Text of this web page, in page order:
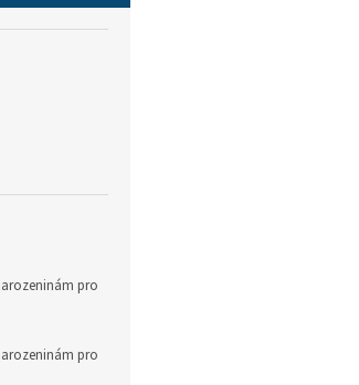
pro
pro